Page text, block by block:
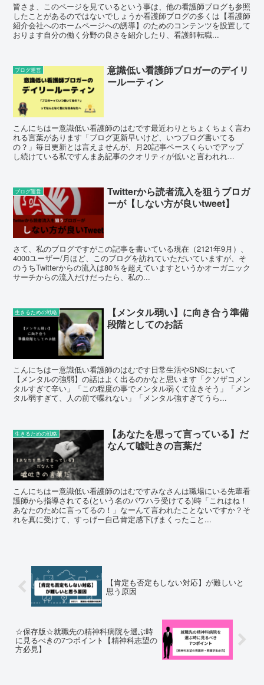
皆さま、このページを見ているという事は、他の看護師ブログも参照
したことがあるのではないでしょうか看護師ブログの多くは【看護師
紹介会社へのホームページへの誘導】のためのコンテンツを設置して
おります自分の働く分野の良さを紹介したり、看護師転職...
ブログ運営
意識低い看護師ブロガーのデイリ
ールーティン
こんにちはー意識低い看護師のはむです最近わりとちょくちょく言わ
れる言葉があります「ブログ更新早いけど、いつブログ書いてる
の？」毎日更新とは言えませんが、月20記事ペースくらいでアップ
し続けている私ですんまあ記事のクオリティが低いと言われれ...
ブログ運営
Twitterから読者流入を狙うブロガ
ーが【しない方が良いtweet】
さて、私のブログですがこの記事を書いている現在（2121年9月）、
4000ユーザー/月ほど、このブログを訪れていただいていますが、そ
のうちTwitterからの流入は80％を超えていますというかオーガニック
サーチからの流入だけだったら、私の...
生きるための戦略
【メンタル弱い】に向き合う準備
段階としてのお話
こんにちはー意識低い看護師のはむです日常生活やSNSにおいて
【メンタルの強弱】の話はよく出るのかなと思います「クソザコメン
タルすぎて辛い」「この程度の事でメンタル弱くて泣きそう」「メン
タル弱すぎて、人の前で喋れない」「メンタル強すぎてうら...
生きるための戦略
【あなたを思って言っている】だ
なんて嘘吐きの言葉だ
こんにちはー意識低い看護師のはむですみなさんは職場にいる先輩看
護師から指導されてる(という名のパワハラ受けてる)時「これはね！
あなたのために言ってるの！」なーんて言われたことないですか？そ
れを真に受けて、すっげー自己肯定感下げまくったこと...
【肯定も否定もしない対応】が難しいと
思う原因
☆保存版☆就職先の精神科病院を選ぶ時
に見るべきの7つポイント【精神科志望の
方必見】